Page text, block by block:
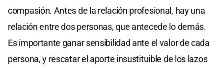
compasión. Antes de la relación profesional, hay una
relación entre dos personas, que antecede lo demás.
Es importante ganar sensibilidad ante el valor de cada
persona, y rescatar el aporte insustituible de los lazos